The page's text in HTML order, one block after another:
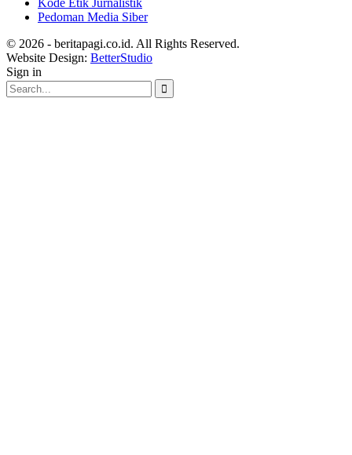
Kode Etik Jurnalistik
Pedoman Media Siber
© 2026 - beritapagi.co.id. All Rights Reserved.
Website Design: BetterStudio
Sign in